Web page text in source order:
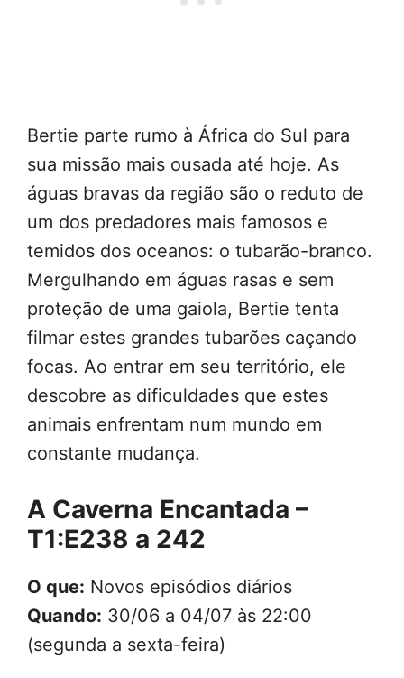
Bertie parte rumo à África do Sul para
sua missão mais ousada até hoje. As
águas bravas da região são o reduto de
um dos predadores mais famosos e
temidos dos oceanos: o tubarão-branco.
Mergulhando em águas rasas e sem
proteção de uma gaiola, Bertie tenta
filmar estes grandes tubarões caçando
focas. Ao entrar em seu território, ele
descobre as dificuldades que estes
animais enfrentam num mundo em
constante mudança.
A Caverna Encantada –
T1:E238 a 242
O que: Novos episódios diários
Quando: 30/06 a 04/07 às 22:00
(segunda a sexta-feira)